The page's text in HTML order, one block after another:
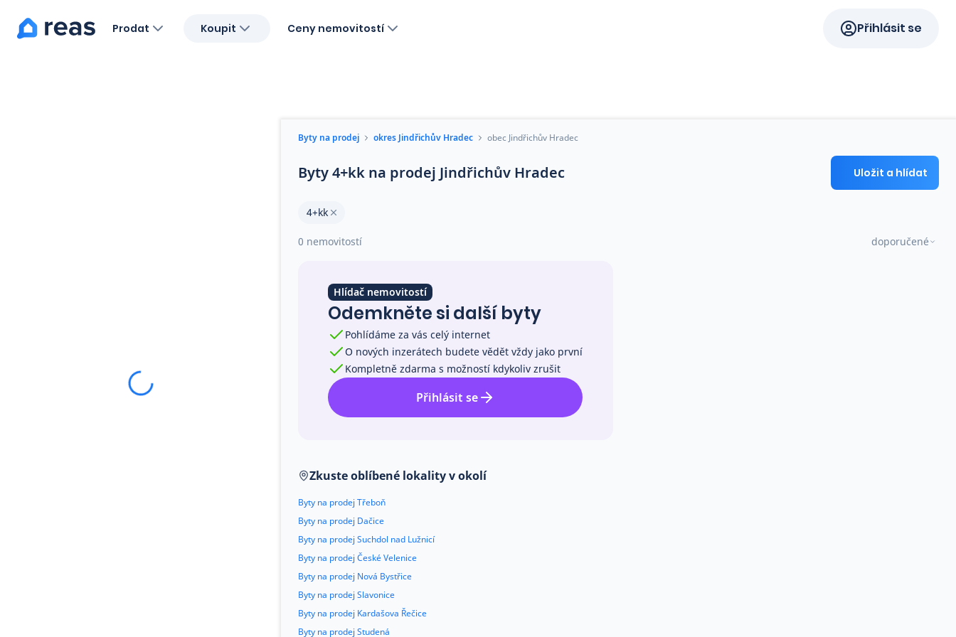
Prodat Koupit Ceny nemovitostí Přihlásit se
Byty na prodej okres Jindřichův Hradec obec Jindřichův Hradec
Byty 4+kk na prodej Jindřichův Hradec Uložit a hlídat
4+kk
0 nemovitostí doporučené
Hlídač nemovitostí
Odemkněte si další byty
Pohlídáme za vás celý internet
O nových inzerátech budete vědět vždy jako první
Kompletně zdarma s možností kdykoliv zrušit
Přihlásit se
Zkuste oblíbené lokality v okolí
Byty na prodej Třeboň
Byty na prodej Dačice
Byty na prodej Suchdol nad Lužnicí
Byty na prodej České Velenice
Byty na prodej Nová Bystřice
Byty na prodej Slavonice
Byty na prodej Kardašova Řečice
Byty na prodej Studená